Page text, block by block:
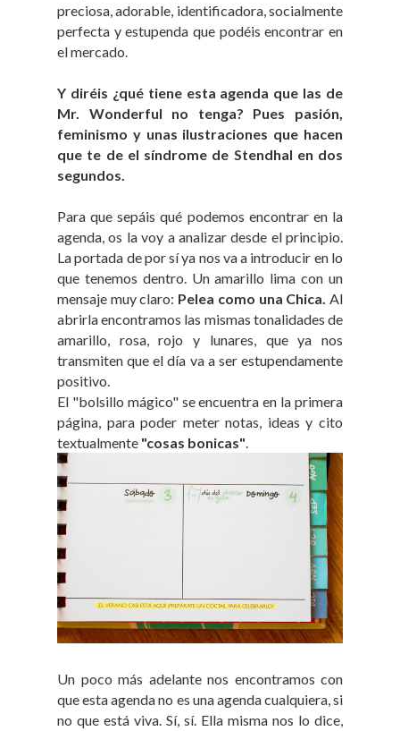
preciosa, adorable, identificadora, socialmente
perfecta y estupenda que podéis encontrar en
el mercado.
Y diréis ¿qué tiene esta agenda que las de
Mr. Wonderful no tenga? Pues pasión,
feminismo y unas ilustraciones que hacen
que te de el síndrome de Stendhal en dos
segundos.
Para que sepáis qué podemos encontrar en la
agenda, os la voy a analizar desde el principio.
La portada de por sí ya nos va a introducir en lo
que tenemos dentro. Un amarillo lima con un
mensaje muy claro: Pelea como una Chica. Al
abrirla encontramos las mismas tonalidades de
amarillo, rosa, rojo y lunares, que ya nos
transmiten que el día va a ser estupendamente
positivo.
El "bolsillo mágico" se encuentra en la primera
página, para poder meter notas, ideas y cito
textualmente "cosas bonicas".
Un poco más adelante nos encontramos con
que esta agenda no es una agenda cualquiera, si
no que está viva. Sí, sí. Ella misma nos lo dice,